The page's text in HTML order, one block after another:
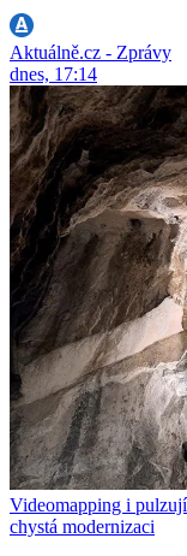
Aktuálně.cz - Zprávy
dnes, 17:14
Videomapping i
chystá modernizaci